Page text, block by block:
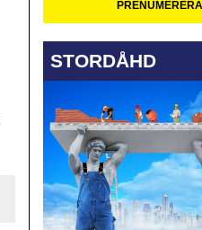
STORDÅHD